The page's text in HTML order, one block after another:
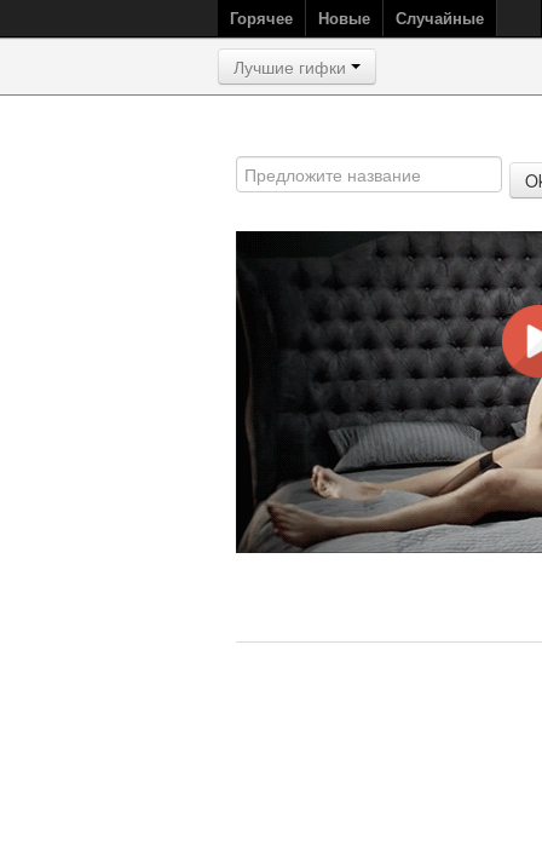
Горячее Новые Случайные
Лучшие гифки